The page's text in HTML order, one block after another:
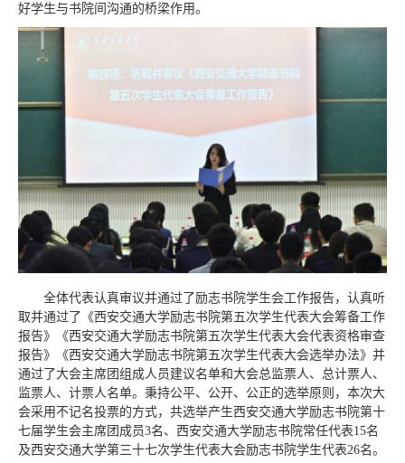
好学生与书院间沟通的桥梁作用。
全体代表认真审议并通过了励志书院学生会工作报告，认真听
取并通过了《西安交通大学励志书院第五次学生代表大会筹备工作
报告》《西安交通大学励志书院第五次学生代表大会代表资格审查
报告》《西安交通大学励志书院第五次学生代表大会选举办法》并
通过了大会主席团组成人员建议名单和大会总监票人、总计票人、
监票人、计票人名单。秉持公平、公开、公正的选举原则，本次大
会采用不记名投票的方式，共选举产生西安交通大学励志书院第十
七届学生会主席团成员3名、西安交通大学励志书院常任代表15名
及西安交通大学第三十七次学生代表大会励志书院学生代表26名。